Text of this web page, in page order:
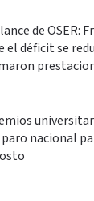
de OSER:
el déficit se
nacional